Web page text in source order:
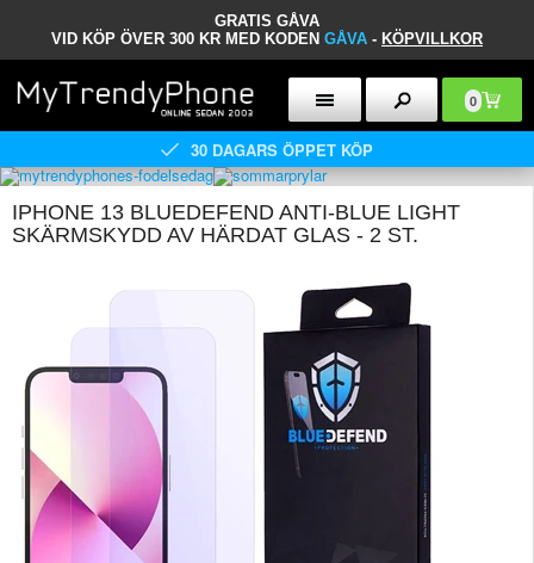
GRATIS GÅVA
VID KÖP ÖVER 300 KR MED KODEN GÅVA - KÖPVILLKOR
0
30 DAGARS ÖPPET KÖP
IPHONE 13 BLUEDEFEND ANTI-BLUE LIGHT
SKÄRMSKYDD AV HÄRDAT GLAS - 2 ST.